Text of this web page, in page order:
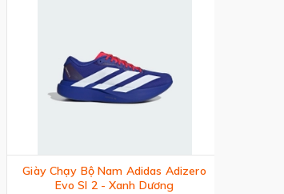
Giày Chạy Bộ Nam Adidas Adizero
Evo Sl 2 - Xanh Dương